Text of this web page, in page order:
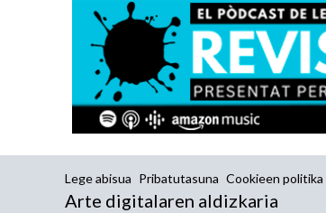
Lege abisua Pribatutasuna Cookieen politika
Arte digitalaren aldizkaria